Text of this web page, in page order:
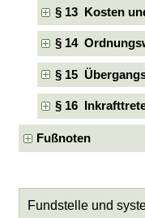
§ 13 Kosten
§ 14
§ 15
§ 16
Fußnoten
Fundstelle und